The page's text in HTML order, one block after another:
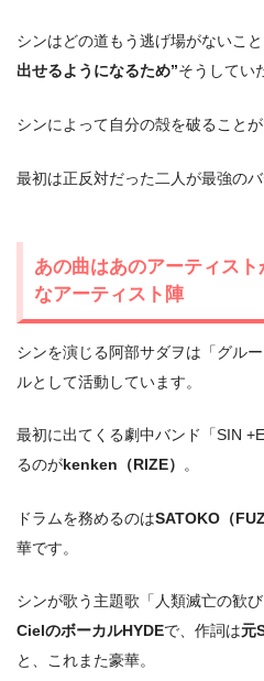
シンはどの道もう逃げ場がないこと
出せるようになるため”そうしてい
シンによって自分の殻を破ることが
最初は正反対だった二人が最強のバ
あの曲はあのアーティス
なアーティスト陣
シンを演じる阿部サダヲは「グル
ルとして活動しています。
最初に出てくる劇中バンド「SIN
るのがkenken（RIZE） 。
ドラムを務めるのはSATOKO（
華です。
シンが歌う主題歌「人類滅亡の歓
CielのボーカルHYDEで、作詞は元
と、これまた豪華。